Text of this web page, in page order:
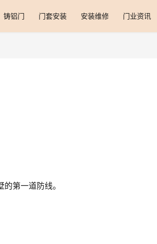
铸铝门 门套安装 安装维修 门业资讯
第一道防线。